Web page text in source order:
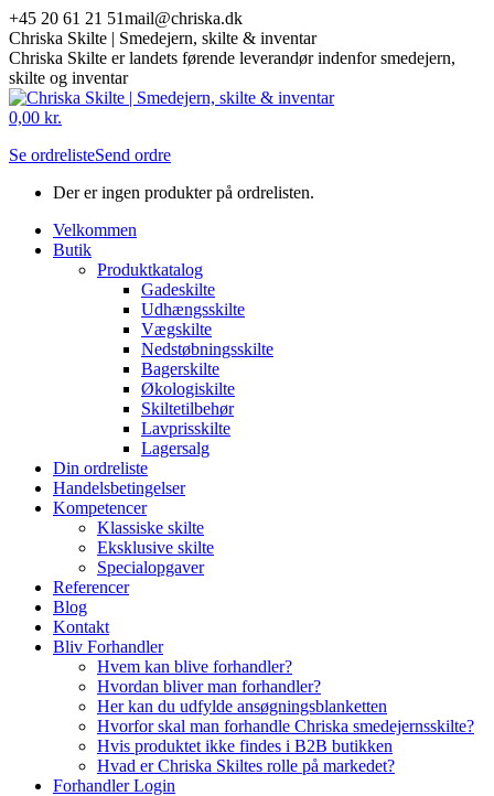
Skip
to
content
+45 20 61 21 51mail@chriska.dk
Chriska Skilte | Smedejern, skilte & inventar
Chriska Skilte er landets førende leverandør indenfor smedejern,
skilte og inventar
Mail
opens
new
Facebook
opens
new
0,00 kr.
Se ordrelisteSend ordre
Der er ingen produkter på ordrelisten.
Velkommen
Butik
Produktkatalog
Gadeskilte
Udhængsskilte
Vægskilte
Nedstøbningsskilte
Bagerskilte
Økologiskilte
Skiltetilbehør
Lavprisskilte
Lagersalg
Din ordreliste
Handelsbetingelser
Kompetencer
Klassiske skilte
Eksklusive skilte
Specialopgaver
Referencer
Blog
Kontakt
Bliv Forhandler
Hvem kan blive forhandler?
Hvordan bliver man forhandler?
Her kan du udfylde ansøgningsblanketten
Hvorfor skal man forhandle Chriska smedejernsskilte?
Hvis produktet ikke findes i B2B butikken
Hvad er Chriska Skiltes rolle på markedet?
Forhandler Login